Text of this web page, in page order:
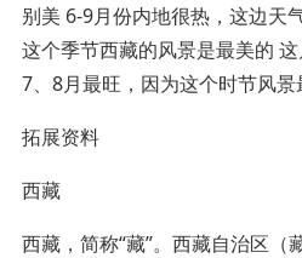
别美 6-9月份内地很热，这边天
这个季节西藏的风景是最美的
7、8月最旺，因为这个时节风景
拓展资料
西藏
西藏，简称“藏”。西藏自治区（